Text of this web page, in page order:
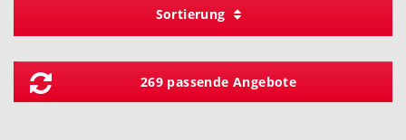
Sortierung
269 passende Angebote